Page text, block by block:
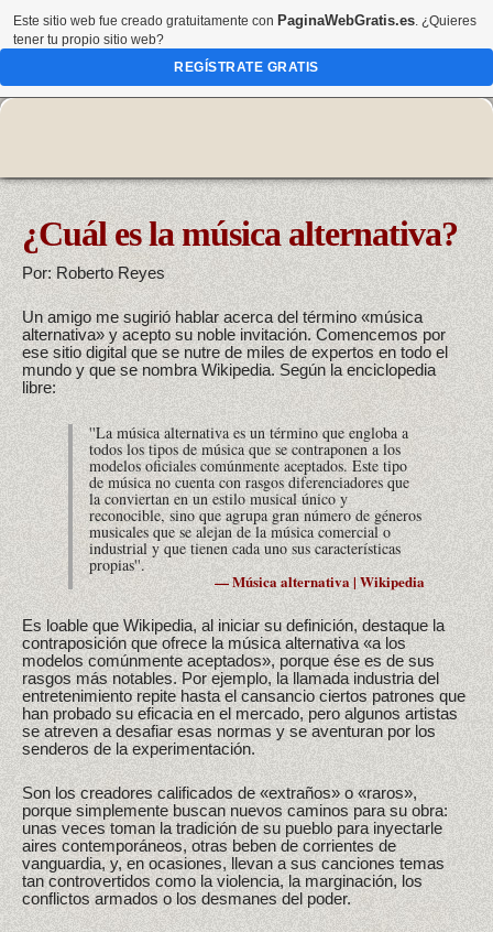
¿Cuál es la música alternativa?
Por: Roberto Reyes
Un amigo me sugirió hablar acerca del término «música
alternativa» y acepto su noble invitación. Comencemos por
ese sitio digital que se nutre de miles de expertos en todo el
mundo y que se nombra Wikipedia. Según la enciclopedia
libre:
''La música alternativa es un término que engloba a
todos los tipos de música que se contraponen a los
modelos oficiales comúnmente aceptados. Este tipo
de música no cuenta con rasgos diferenciadores que
la conviertan en un estilo musical único y
reconocible, sino que agrupa gran número de géneros
musicales que se alejan de la música comercial o
industrial y que tienen cada uno sus características
propias''.
— Música alternativa | Wikipedia
Es loable que Wikipedia, al iniciar su definición, destaque la
contraposición que ofrece la música alternativa «a los
modelos comúnmente aceptados», porque ése es de sus
rasgos más notables. Por ejemplo, la llamada industria del
entretenimiento repite hasta el cansancio ciertos patrones que
han probado su eficacia en el mercado, pero algunos artistas
se atreven a desafiar esas normas y se aventuran por los
senderos de la experimentación.
Son los creadores calificados de «extraños» o «raros»,
porque simplemente buscan nuevos caminos para su obra:
unas veces toman la tradición de su pueblo para inyectarle
aires contemporáneos, otras beben de corrientes de
vanguardia, y, en ocasiones, llevan a sus canciones temas
tan controvertidos como la violencia, la marginación, los
conflictos armados o los desmanes del poder.
Este sitio web fue creado gratuitamente con PaginaWebGratis.es. ¿Quieres
tener tu propio sitio web?
REGÍSTRATE GRATIS